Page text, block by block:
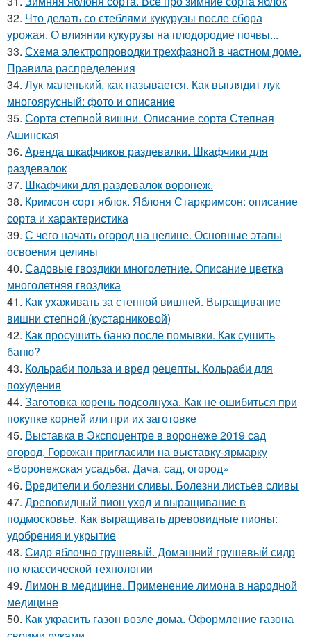
32. Что делать со стеблями кукурузы после сбора
урожая. О влиянии кукурузы на плодородие почвы...
33. Схема электропроводки трехфазной в частном доме.
Правила распределения
34. Лук маленький, как называется. Как выглядит лук
многоярусный: фото и описание
35. Сорта степной вишни. Описание сорта Степная
Ашинская
36. Аренда шкафчиков раздевалки. Шкафчики для
раздевалок
37. Шкафчики для раздевалок воронеж.
38. Кримсон сорт яблок. Яблоня Старкримсон: описание
сорта и характеристика
39. С чего начать огород на целине. Основные этапы
освоения целины
40. Садовые гвоздики многолетние. Описание цветка
многолетняя гвоздика
41. Как ухаживать за степной вишней. Выращивание
вишни степной (кустарниковой)
42. Как просушить баню после помывки. Как сушить
баню?
43. Кольраби польза и вред рецепты. Кольраби для
похудения
44. Заготовка корень подсолнуха. Как не ошибиться при
покупке корней или при их заготовке
45. Выставка в Экспоцентре в воронеже 2019 сад
огород. Горожан пригласили на выставку-ярмарку
«Воронежская усадьба. Дача, сад, огород»
46. Вредители и болезни сливы. Болезни листьев сливы
47. Древовидный пион уход и выращивание в
подмосковье. Как выращивать древовидные пионы:
удобрения и укрытие
48. Сидр яблочно грушевый. Домашний грушевый сидр
по классической технологии
49. Лимон в медицине. Применение лимона в народной
медицине
50. Как украсить газон возле дома. Оформление газона